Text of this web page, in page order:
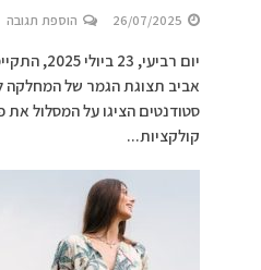
26/07/2025 הוספת תגובה
סטודנטים הציגו על המסלול את
קולקציות...